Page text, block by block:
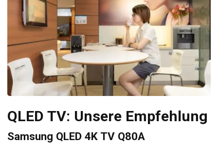
QLED TV: Unsere Empfehlung
Samsung QLED 4K TV Q80A